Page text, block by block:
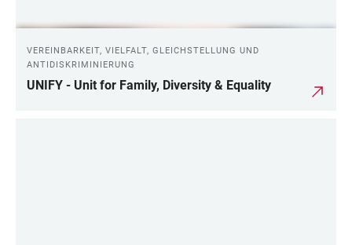
VEREINBARKEIT, VIELFALT, GLEICHSTELLUNG UND
ANTIDISKRIMINIERUNG
UNIFY - Unit for Family, Diversity & Equality